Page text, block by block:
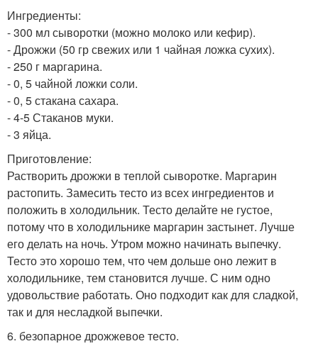
Ингредиенты:
- 300 мл сыворотки (можно молоко или кефир).
- Дрожжи (50 гр свежих или 1 чайная ложка сухих).
- 250 г маргарина.
- 0, 5 чайной ложки соли.
- 0, 5 стакана сахара.
- 4-5 Стаканов муки.
- 3 яйца.
Приготовление:
Растворить дрожжи в теплой сыворотке. Маргарин
растопить. Замесить тесто из всех ингредиентов и
положить в холодильник. Тесто делайте не густое,
потому что в холодильнике маргарин застынет. Лучше
его делать на ночь. Утром можно начинать выпечку.
Тесто это хорошо тем, что чем дольше оно лежит в
холодильнике, тем становится лучше. С ним одно
удовольствие работать. Оно подходит как для сладкой,
так и для несладкой выпечки.
6. безопарное дрожжевое тесто.